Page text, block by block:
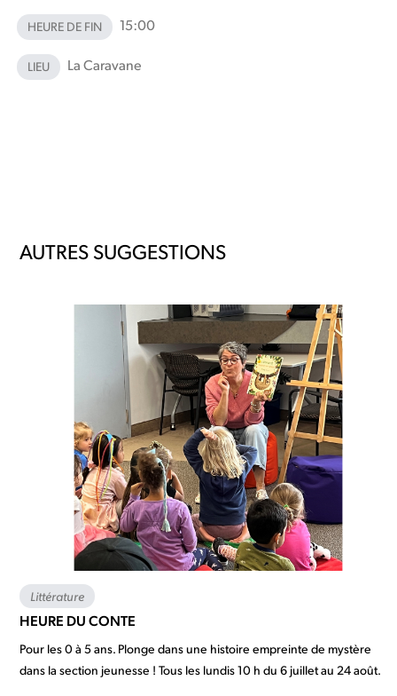
HEURE DE FIN 15:00
LIEU La Caravane
AUTRES SUGGESTIONS
Littérature
HEURE DU CONTE
Pour les 0 à 5 ans. Plonge dans une histoire empreinte de mystère
dans la section jeunesse ! Tous les lundis 10 h du 6 juillet au 24 août.